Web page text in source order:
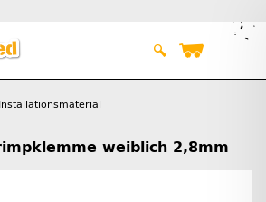
Installationsmaterial
weiblich 2,8mm